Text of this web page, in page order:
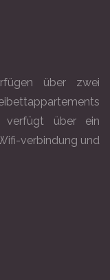
über zwei
verfügt über ein
verbindung und